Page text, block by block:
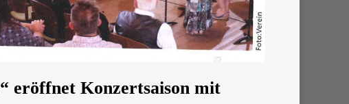
eröffnet Konzertsaison mit